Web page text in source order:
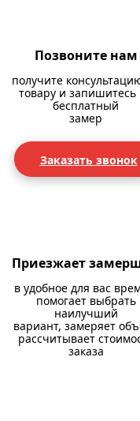
Позвоните нам
получите
товару и запишитесь
бесплатный
замер
Заказать звонок
Приезжает
в удобное для вас
помогает выбрать
наилучший
вариант, замеряет
рассчитывает
заказа